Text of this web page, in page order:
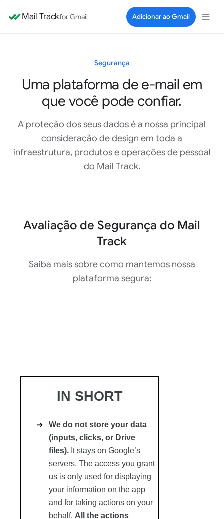
Mail Trackfor Gmail Adicionar ao Gmail
Segurança
Uma plataforma de e-mail em
que você pode confiar.
A proteção dos seus dados é a nossa principal
consideração de design em toda a
infraestrutura, produtos e operações de pessoal
do Mail Track.
Avaliação de Segurança do Mail
Track
Saiba mais sobre como mantemos nossa
plataforma segura: